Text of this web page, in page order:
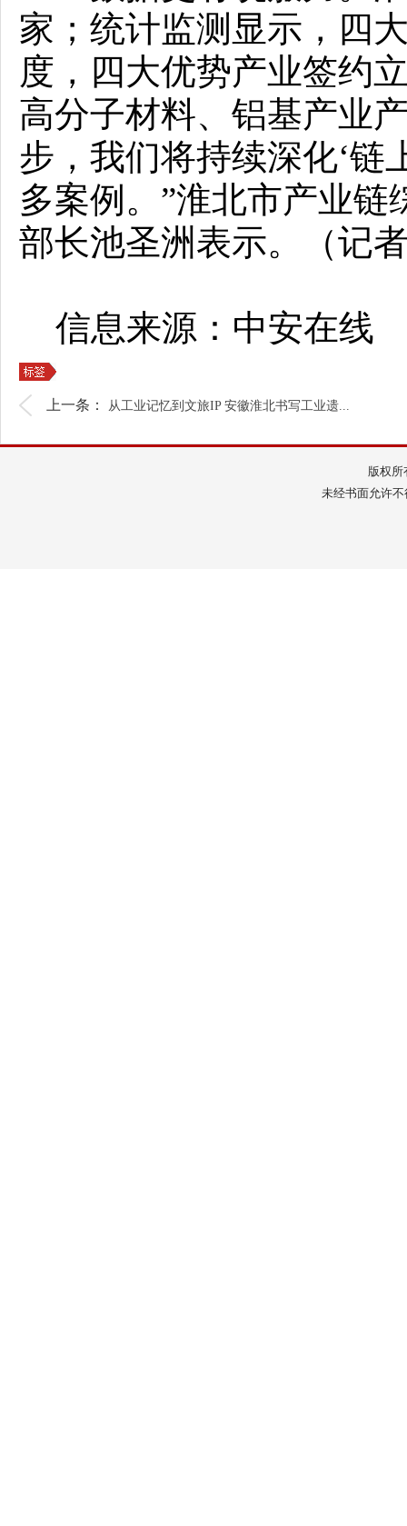
家；统计监测显示，四
度，四大优势产业签约
高分子材料、铝基产业
步，我们将持续深化‘链
多案例。”淮北市产业
部长池圣洲表示。（记
信息来源：中安在线
上一条： 从工业记忆到文旅IP 安徽淮北书写工业遗...
版权
未经书面允许